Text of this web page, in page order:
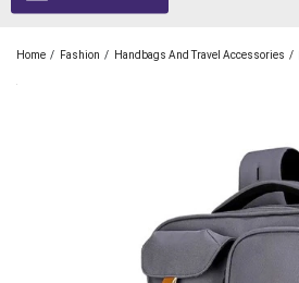
Home / Fashion / Handbags And Travel Accessories /